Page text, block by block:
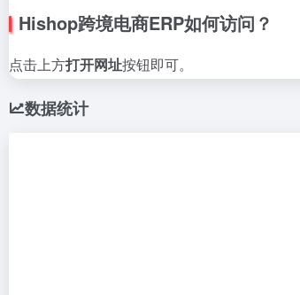
Hishop跨境电商ERP如何访问？
点击上方打开网址按钮即可。
数据统计